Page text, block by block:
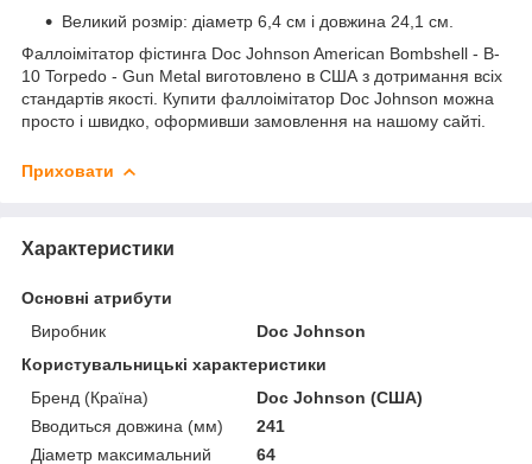
Великий розмір: діаметр 6,4 см і довжина 24,1 см.
Фаллоімітатор фістинга Doc Johnson American Bombshell - B-
10 Torpedo - Gun Metal виготовлено в США з дотримання всіх
стандартів якості. Купити фаллоімітатор Doc Johnson можна
просто і швидко, оформивши замовлення на нашому сайті.
Приховати
Характеристики
Основні атрибути
Виробник
Doc Johnson
Користувальницькі характеристики
Бренд (Країна)
Doc Johnson (США)
Вводиться довжина (мм)
241
Діаметр максимальний
64